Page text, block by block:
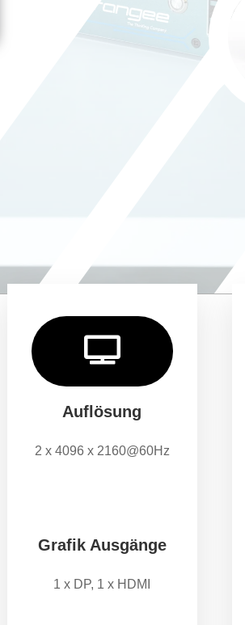

Auflösung
2 x 4096 x 2160@60Hz
Grafik Ausgänge
1 x DP, 1 x HDMI